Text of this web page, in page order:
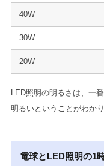
40W
30W
20W
LED照明の明るさは、一
明るいということがわかり
電球とLED照明の1